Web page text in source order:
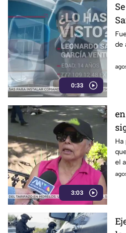
0:33
de
3:03
Ha
el
al